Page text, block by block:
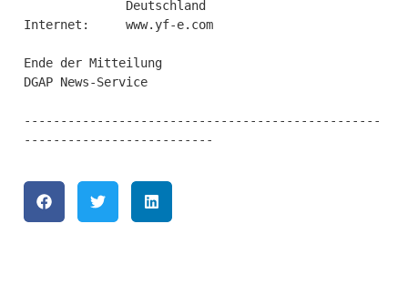
Internet:     www.yf-e.com
Ende der Mitteilung
DGAP News-Service
-------------------------------------------------
--------------------------